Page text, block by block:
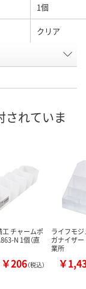
1個
クリア
RK39434
カ
されていま
チャームポ
N 1個（直
￥206（税込）
ライフモ
ガナイザ
業所
￥